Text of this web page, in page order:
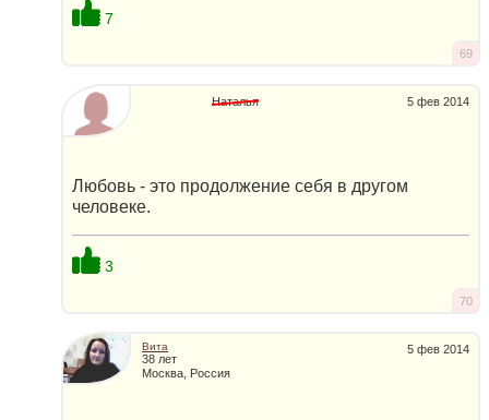
7
69
5 фев 2014
Наталья
Любовь - это продолжение себя в другом
человеке.
3
70
5 фев 2014
Вита
38 лет
Москва, Россия